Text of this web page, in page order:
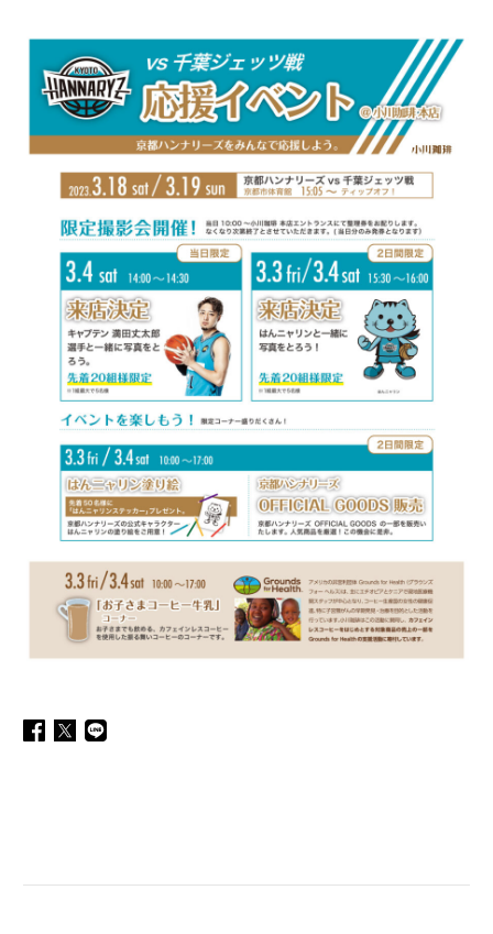
2022
2021
2020
重要なお知らせ